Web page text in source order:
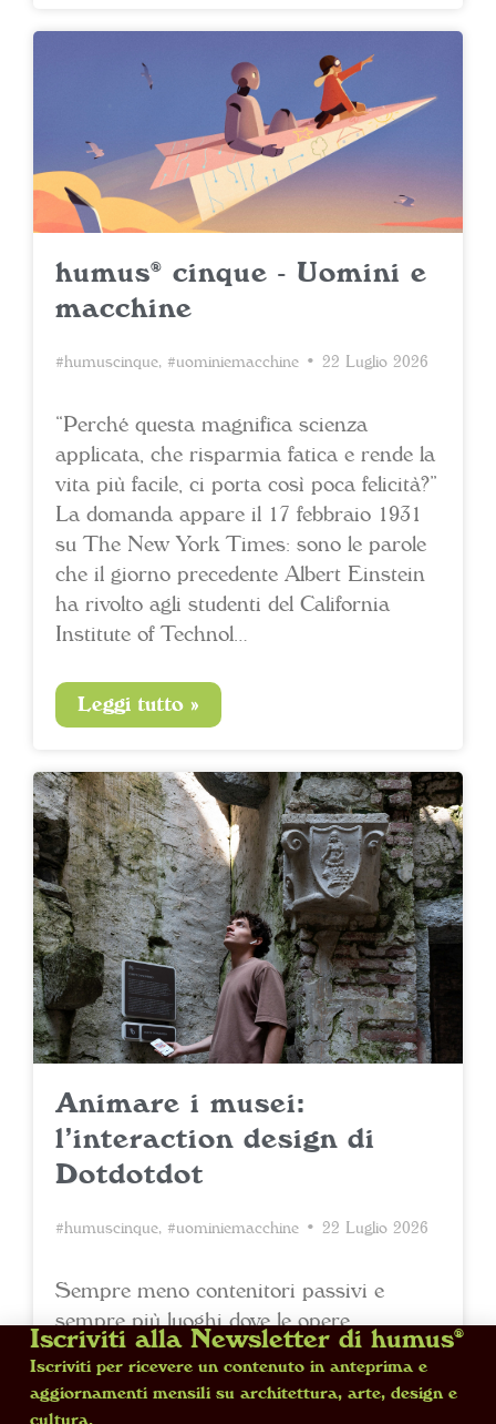
humus® cinque - Uomini e
macchine
#humuscinque, #uominiemacchine • 22 Luglio 2026
“Perché questa magnifica scienza
applicata, che risparmia fatica e rende la
vita più facile, ci porta così poca felicità?”
La domanda appare il 17 febbraio 1931
su The New York Times: sono le parole
che il giorno precedente Albert Einstein
ha rivolto agli studenti del California
Institute of Technol…
Leggi tutto »
Animare i musei:
l’interaction design di
Dotdotdot
#humuscinque, #uominiemacchine • 22 Luglio 2026
Sempre meno contenitori passivi e
sempre più luoghi dove le opere
interagiscono con i visitatori, i musei
sono tra i terreni di sperimentazione
preferiti dallo studio di design milanese
Iscriviti alla Newsletter di humus®
Iscriviti per ricevere un contenuto in anteprima e
aggiornamenti mensili su architettura, arte, design e
cultura.